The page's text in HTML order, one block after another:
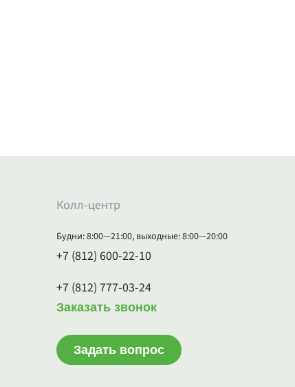
Колл-центр
Будни: 8:00—21:00, выходные: 8:00—20:00
+7 (812) 600-22-10
+7 (812) 777-03-24
Заказать звонок
Задать вопрос